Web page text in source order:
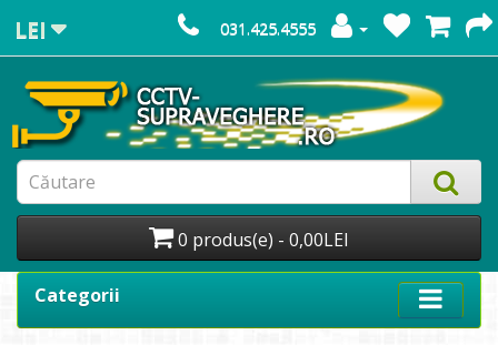
LEI 031.425.4555
0 produs(e) - 0,00LEI
Categorii